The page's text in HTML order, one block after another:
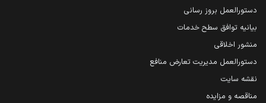
دستورالعمل بروز رسانی
بیانیه توافق سطح خدمات
منشور اخلاقی
دستورالعمل مدیریت تعارض منافع
نقشه سایت
مناقصه و مزایده